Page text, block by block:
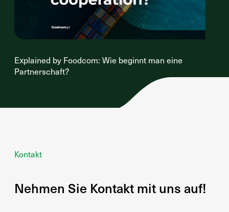
Explained by Foodcom: Wie beginnt man eine
Partnerschaft?
Kontakt
Nehmen Sie Kontakt mit uns auf!